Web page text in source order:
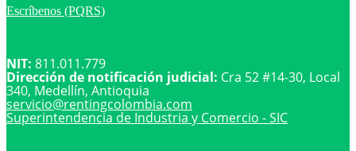
Escríbenos (PQRS)
NIT: 811.011.779
Dirección de notificación judicial: Cra 52 #14-30, Local
340, Medellín, Antioquia
servicio@rentingcolombia.com
Superintendencia de Industria y Comercio - SIC